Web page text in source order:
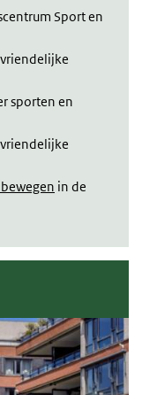
Sport en
sporten en
in de